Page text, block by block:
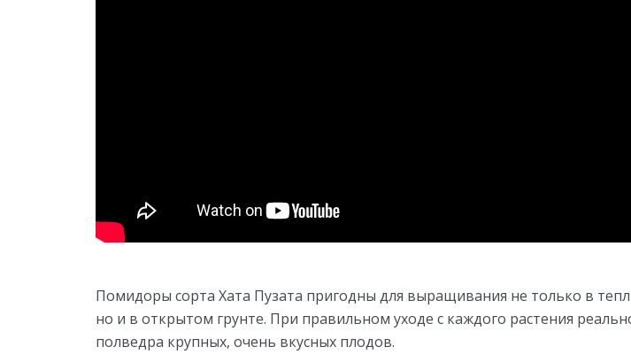
Помидоры сорта Хата Пузата пригодны для выращивания не только в
но и в открытом грунте. При правильном уходе с каждого растения
полведра крупных, очень вкусных плодов.